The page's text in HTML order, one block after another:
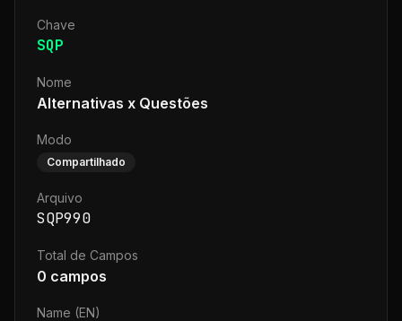
Chave
SQP
Nome
Alternativas x Questões
Modo
Compartilhado
Arquivo
SQP990
Total de Campos
0 campos
Name (EN)